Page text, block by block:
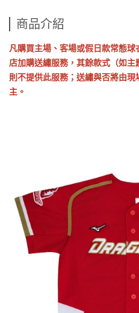
商品介紹
凡購買主場、客場或假日款常態
店加購送繡服務，其餘款式（如主
則不提供此服務；送繡與否將由
主。